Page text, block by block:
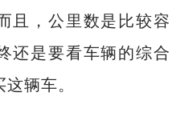
且，公里数是比较容
还是要看车辆的综合
辆车。